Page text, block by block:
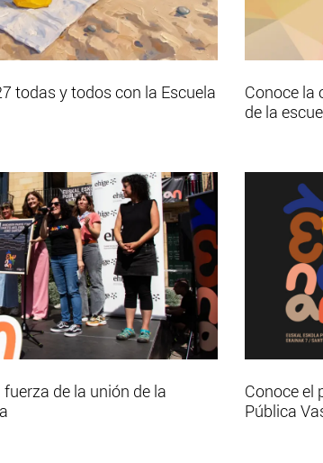
todas y todos con la Escuela
Conoce la
de la
de la unión de la
Conoce el
Pública